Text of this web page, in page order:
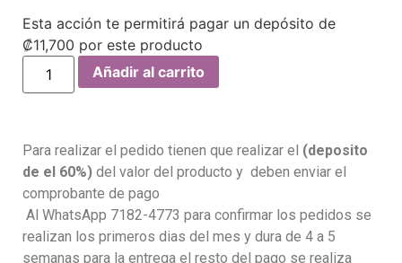
Esta acción te permitirá pagar un depósito de
₡11,700 por este producto
Añadir al carrito
Para realizar el pedido tienen que realizar el (deposito
de el 60%) del valor del producto y deben enviar el
comprobante de pago
Al WhatsApp 7182-4773 para confirmar los pedidos se
realizan los primeros dias del mes y dura de 4 a 5
semanas para la entrega el resto del pago se realiza